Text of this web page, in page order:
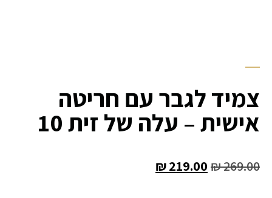
צמיד לגבר עם חריטה
אישית – עלה של זית 10
₪269.00
₪219.00